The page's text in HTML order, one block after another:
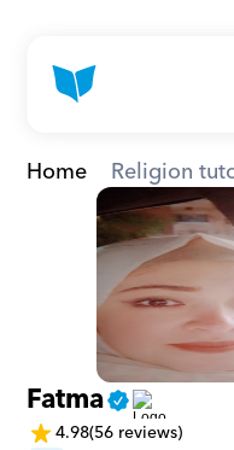
Home Religion
Fatma
4.98(56 reviews)